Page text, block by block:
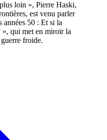
loin », Pierre Haski,
est venu parler
années 50 : Et si la
», qui met en miroir la
froide.